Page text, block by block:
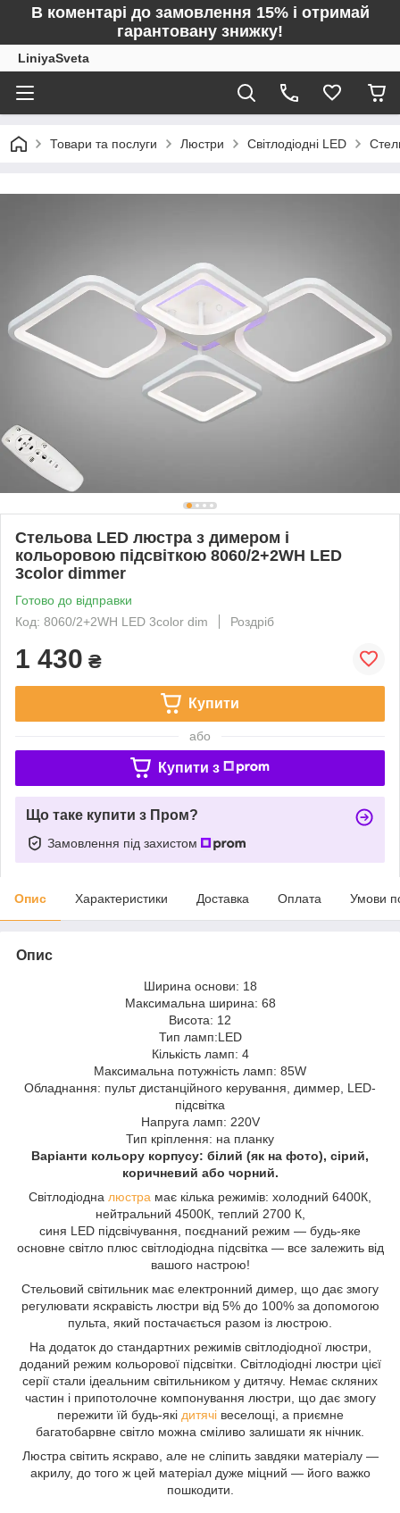
В коментарі до замовлення 15% і отримай
гарантовану знижку!
LiniyaSveta
Товари та послуги Люстри Світлодіодні LED
Стельова LED люстра з димером і
кольоровою підсвіткою 8060/2+2WH LED
3color dimmer
Готово до відправки
Код: 8060/2+2WH LED 3color dim
Роздріб
1 430 ₴
Купити
або
Купити з
Що таке купити з Пром?
Замовлення під захистом
Опис Характеристики Доставка Оплата Умови
Опис
Ширина основи: 18
Максимальна ширина: 68
Висота: 12
Тип ламп:LED
Кількість ламп: 4
Максимальна потужність ламп: 85W
Обладнання: пульт дистанційного керування, диммер, LED-
підсвітка
Напруга ламп: 220V
Тип кріплення: на планку
Варіанти кольору корпусу: білий (як на фото), сірий,
коричневий або чорний.
Світлодіодна люстра має кілька режимів: холодний 6400К,
нейтральний 4500К, теплий 2700 К,
синя LED підсвічування, поєднаний режим — будь-яке
основне світло плюс світлодіодна підсвітка — все залежить від
вашого настрою!
Стельовий світильник має електронний димер, що дає змогу
регулювати яскравість люстри від 5% до 100% за допомогою
пульта, який постачається разом із люстрою.
На додаток до стандартних режимів світлодіодної люстри,
доданий режим кольорової підсвітки. Світлодіодні люстри цієї
серії стали ідеальним світильником у дитячу. Немає скляних
частин і припотолочне компонування люстри, що дає змогу
пережити їй будь-які дитячівеселощі, а приємне
багатобарвне світло можна сміливо залишати як нічник.
Люстра світить яскраво, але не сліпить завдяки матеріалу —
акрилу, до того ж цей матеріал дуже міцний — його важко
пошкодити.